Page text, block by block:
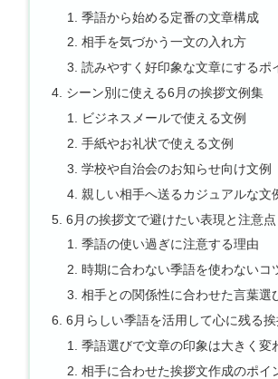
季語から始める定番の文章構成
相手を気づかう一文の入れ方
読みやすく好印象な文章にするポ
シーン別に使える6月の挨拶文例集
ビジネスメールで使える文例
手紙やお礼状で使える文例
学校や自治会のお知らせ向け文例
親しい相手へ送るカジュアルな文
6月の挨拶文で避けたい表現と注意点
季語の使い過ぎに注意する理由
時期に合わない季語を使わないコ
相手との関係性に合わせた言葉選
6月らしい季語を活用して心に残る
季語選びで文章の印象は大きく変
相手に合わせた挨拶文作成のポイ